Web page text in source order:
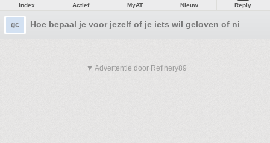
Index Actief MyAT Nieuw Reply
gc Hoe bepaal je voor jezelf of je iets wil geloven of niet?
▼ Advertentie door Refinery89